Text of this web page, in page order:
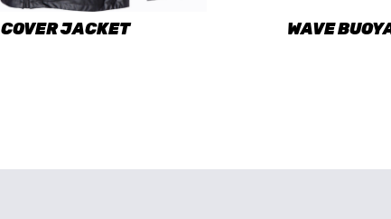
COVER JACKET WAVE